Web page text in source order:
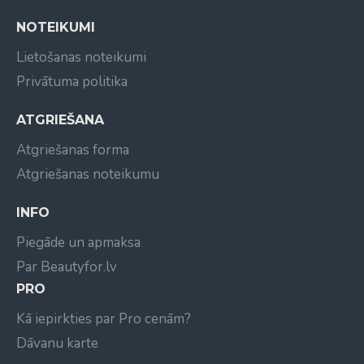
Hyal 3.5%
AA2G 20%
Argireline 10% - Leuphasyl 10%
Rejuvin
DNA-RNA 10%
3 mezotpreparāti sejai un ķermenim
Silicium 0.5%
Biogenic Caffeine 35%
2 mezopreparāti ķermenim
Artichoke 2.5%
Fat & Cellulite
NOTEIKUMI
Lietošanas noteikumi
Privātuma politika
ATGRIEŠANA
Atgriešanas forma
Atgriešanas noteikumu
INFO
Piegāde un apmaksa
Par Beautyfor.lv
PRO
Kā iepirkties par Pro cenām?
Dāvanu karte